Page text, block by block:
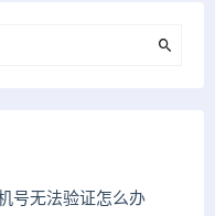
号无法验证怎么办